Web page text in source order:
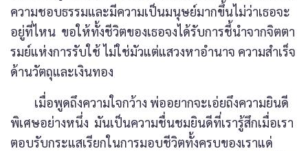
ความชอบธรรมและมีความเป็นมนุษย์มากขึ้นไม่ว่าเธอจะ
อยู่ที่ไหน ขอให้ทั้งชีวิตของเธอจงได้รับการชี้นำจากจิตตา
รมย์แห่งการรับใช้ ไม่ใช่มัวแต่แสวงหาอำนาจ ความสำเร็จ
ด้านวัตถุและเงินทอง
เมื่อพูดถึงความใจกว้าง พ่ออยากจะเอ่ยถึงความยินดี
พิเศษอย่างหนึ่ง มันเป็นความชื่นชมยินดีที่เรารู้สึกเมื่อเรา
ตอบรับกระแสเรียกในการมอบชีวิตทั้งครบของเราแด่